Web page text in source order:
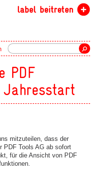
label beitreten
PDF
mitzuteilen, dass der
PDF Tools AG ab sofort
für die Ansicht von PDF